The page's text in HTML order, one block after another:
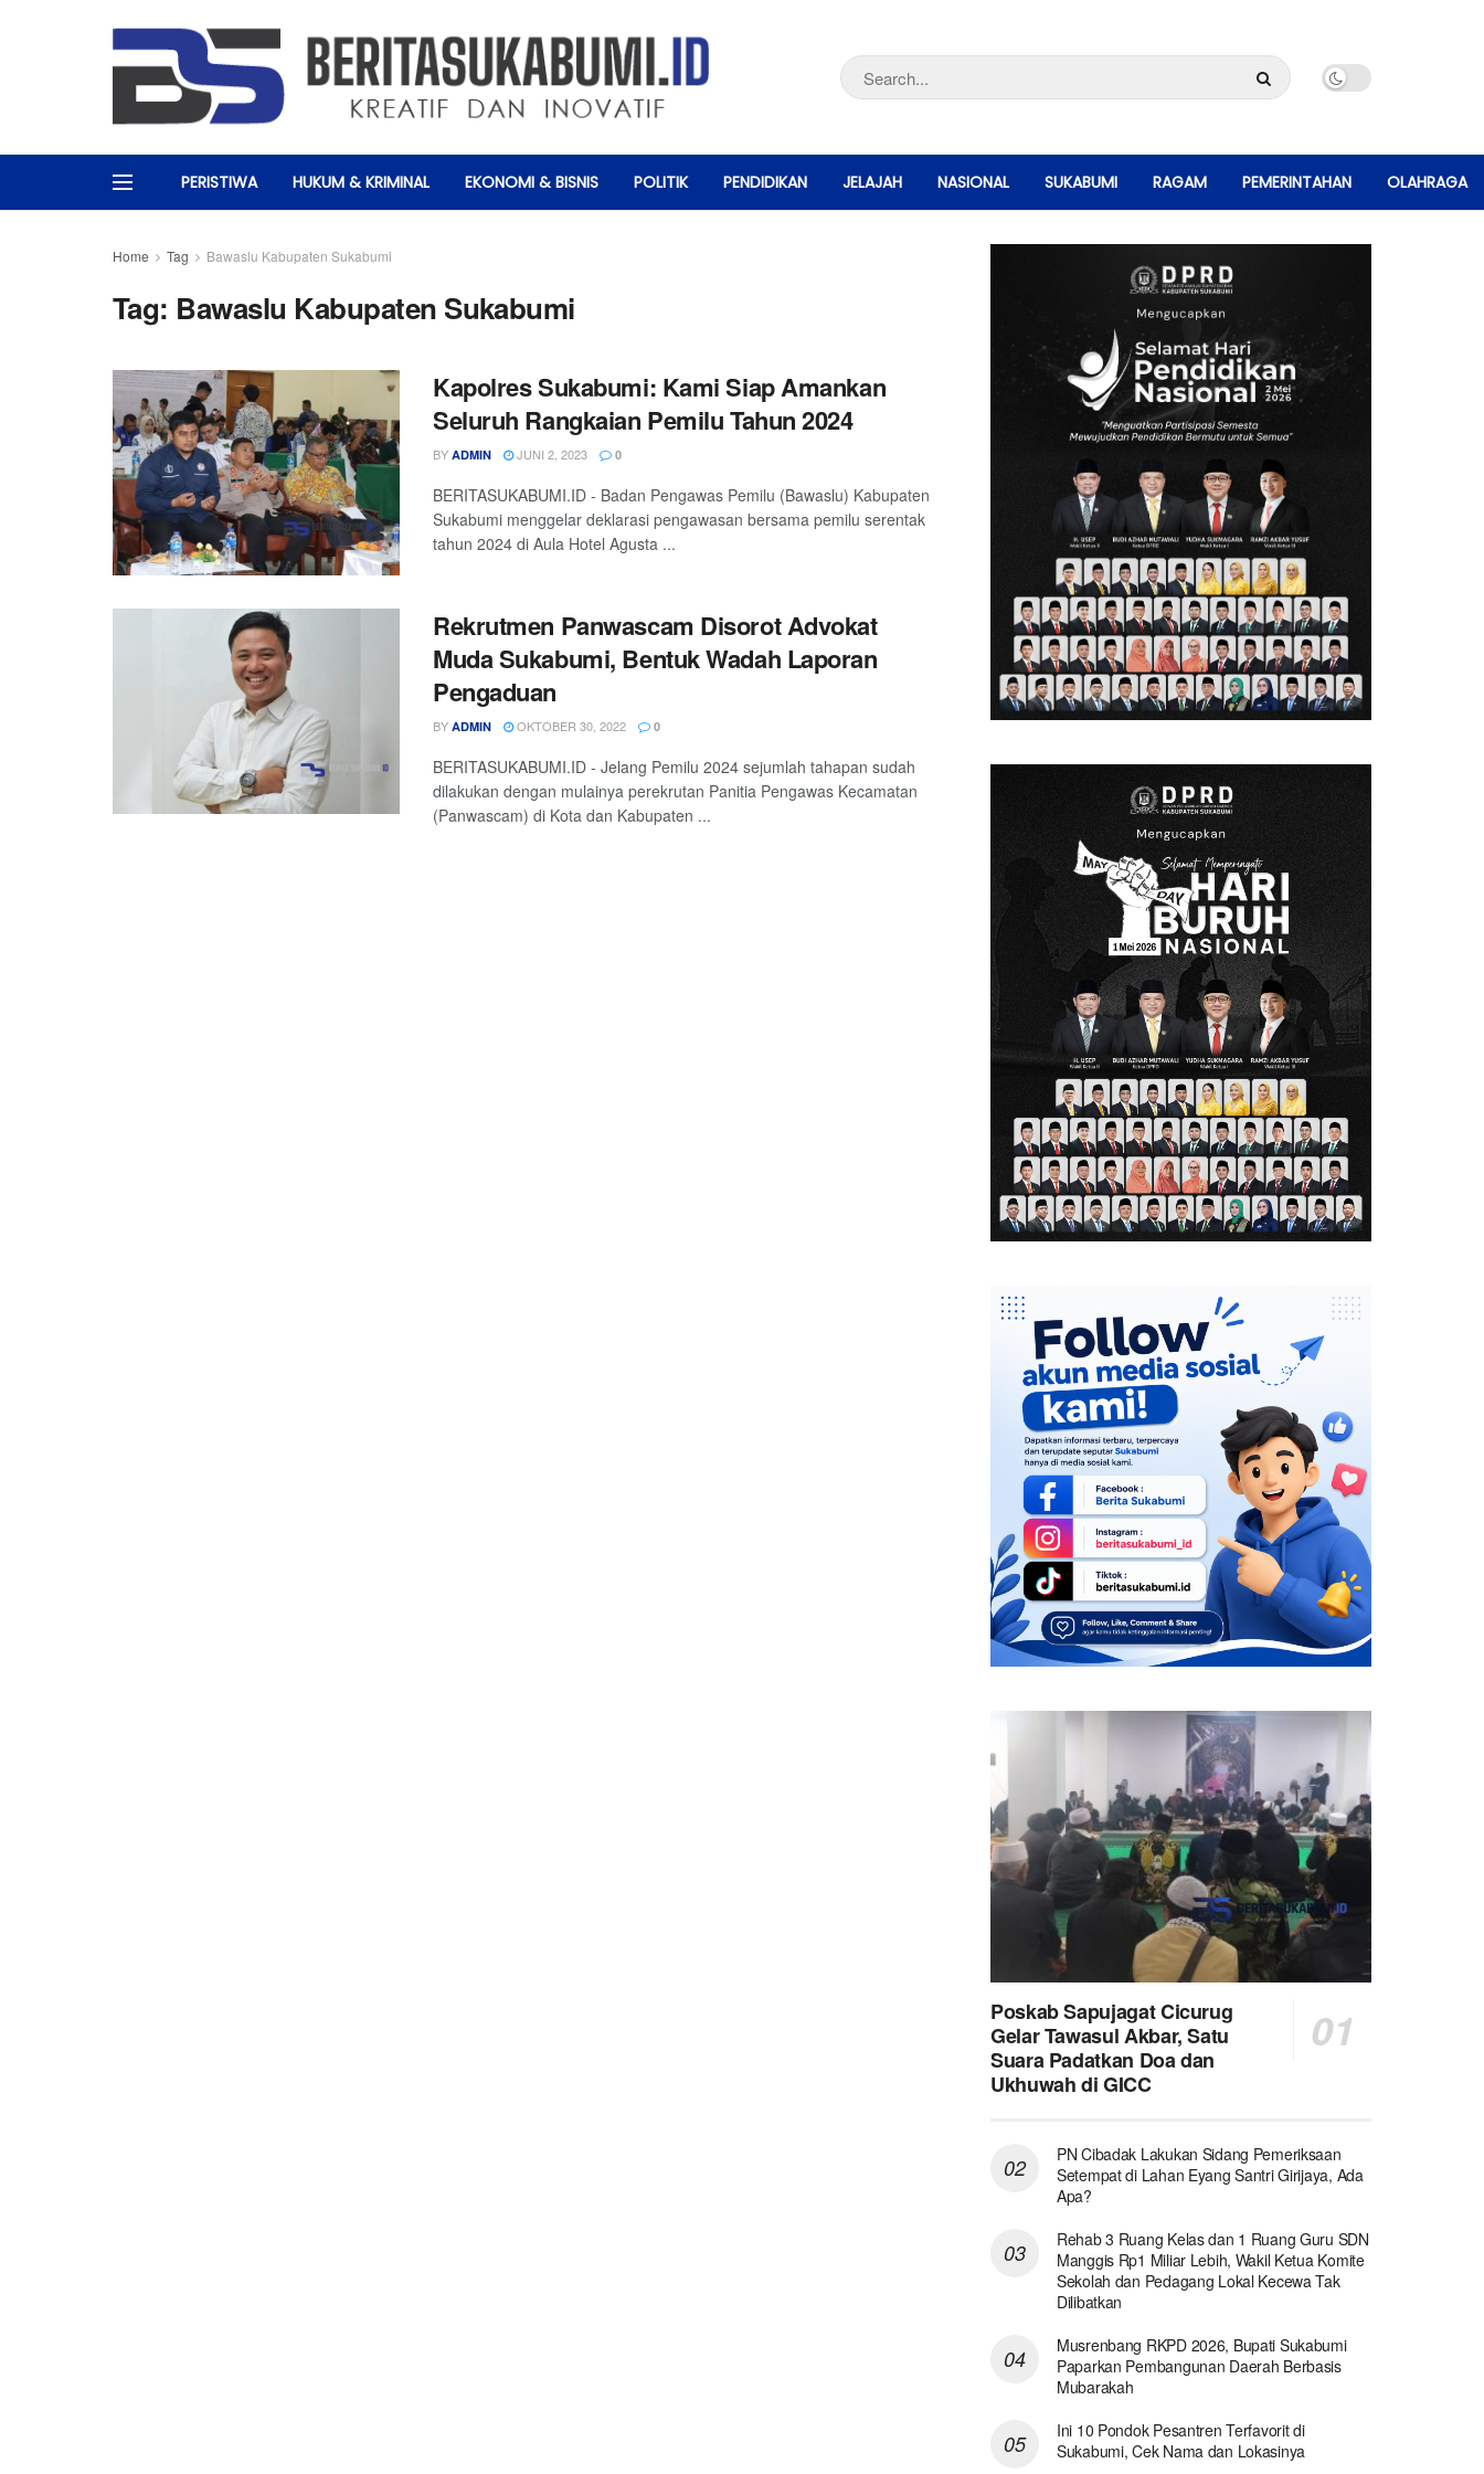
PERISTIWA HUKUM & KRIMINAL EKONOMI & BISNIS POLITIK PENDIDIKAN JELAJAH NASIONAL SUKABUMI RAGAM PEMERINTAHAN OLAHRAGA
Home Tag Bawaslu Kabupaten Sukabumi
Tag: Bawaslu Kabupaten Sukabumi
Kapolres Sukabumi: Kami Siap Amankan
Seluruh Rangkaian Pemilu Tahun 2024
BY ADMIN JUNI 2, 2023 0
BERITASUKABUMI.ID - Badan Pengawas Pemilu (Bawaslu) Kabupaten
Sukabumi menggelar deklarasi pengawasan bersama pemilu serentak
tahun 2024 di Aula Hotel Agusta ...
Rekrutmen Panwascam Disorot Advokat
Muda Sukabumi, Bentuk Wadah Laporan
Pengaduan
BY ADMIN OKTOBER 30, 2022 0
BERITASUKABUMI.ID - Jelang Pemilu 2024 sejumlah tahapan sudah
dilakukan dengan mulainya perekrutan Panitia Pengawas Kecamatan
(Panwascam) di Kota dan Kabupaten ...
Poskab Sapujagat Cicurug
Gelar Tawasul Akbar, Satu
Suara Padatkan Doa dan
Ukhuwah di GICC
PN Cibadak Lakukan Sidang Pemeriksaan
Setempat di Lahan Eyang Santri Girijaya, Ada
Apa?
Rehab 3 Ruang Kelas dan 1 Ruang Guru SDN
Manggis Rp1 Miliar Lebih, Wakil Ketua Komite
Sekolah dan Pedagang Lokal Kecewa Tak
Dilibatkan
Musrenbang RKPD 2026, Bupati Sukabumi
Paparkan Pembangunan Daerah Berbasis
Mubarakah
Ini 10 Pondok Pesantren Terfavorit di
Sukabumi, Cek Nama dan Lokasinya